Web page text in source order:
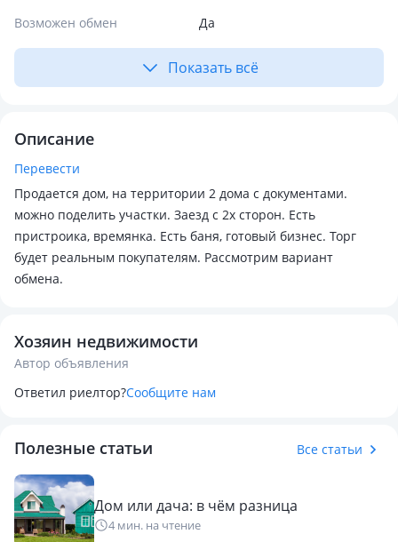
Возможен обмен
Да
Показать всё
Описание
Перевести
Продается дом, на территории 2 дома с документами.
можно поделить участки. Заезд с 2х сторон. Есть
пристроика, времянка. Есть баня, готовый бизнес. Торг
будет реальным покупателям. Рассмотрим вариант
обмена.
Хозяин недвижимости
Автор объявления
Ответил риелтор?Сообщите нам
Полезные статьи Все статьи
Дом или дача: в чём разница
4 мин. на чтение